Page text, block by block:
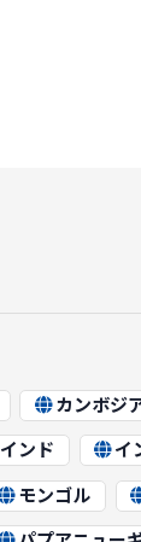
カンボジ
インド
イ
モンゴル